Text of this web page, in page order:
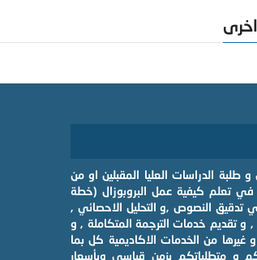
و طلبة الدراسات العليا المقبلين او من
تعلم كيفية عمل البروبوزال (خطة
تدقيق النصوص ,و التحليل الاحصائي ,
, و تقديم خدمات الترجمة المتكاملة , و
غيرها من الخدمات الاكاديمية كل بما
و متطلباتكم بزمن قياسي وبأسعار